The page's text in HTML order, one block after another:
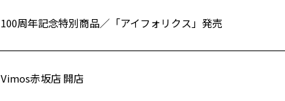
100周年記念特別商品／「アイフォリクス」発売
Vimos赤坂店 開店